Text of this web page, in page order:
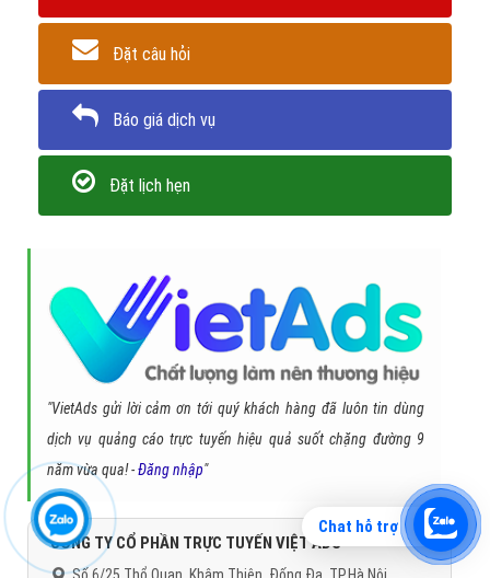
Đặt câu hỏi
Báo giá dịch vụ
Đặt lịch hẹn
"VietAds gửi lời cảm ơn tới quý khách hàng đã luôn tin dùng
dịch vụ quảng cáo trực tuyến hiệu quả suốt chặng đường 9
năm vừa qua! -Đăng nhập"
CÔNG TY CỔ PHẦN TRỰC TUYẾN VIỆT ADS
Chat hỗ trợ